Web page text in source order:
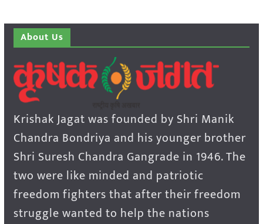
About Us
Krishak Jagat was founded by Shri Manik
Chandra Bondriya and his younger brother
Shri Suresh Chandra Gangrade in 1946. The
two were like minded and patriotic
freedom fighters that after their freedom
struggle wanted to help the nations